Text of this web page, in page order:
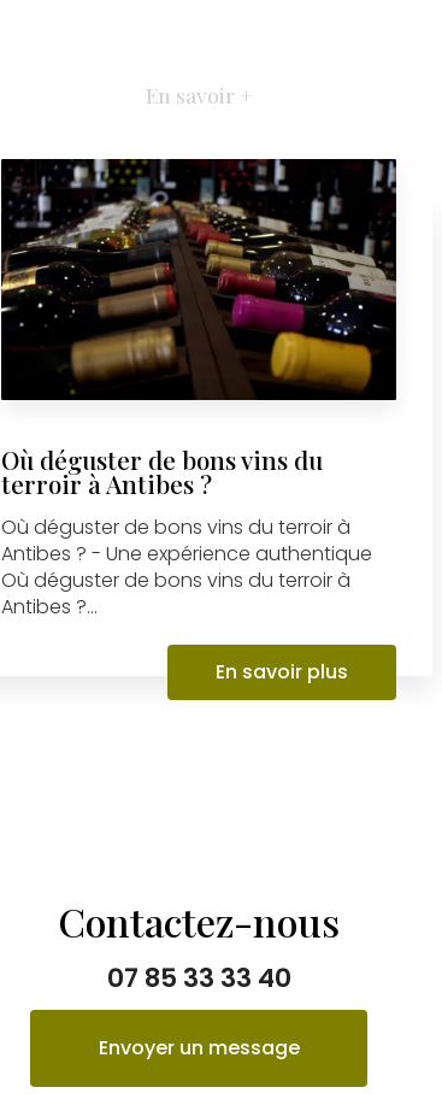
En savoir +
Où déguster de bons vins du
terroir à Antibes ?
Où déguster de bons vins du terroir à
Antibes ? - Une expérience authentique
Où déguster de bons vins du terroir à
Antibes ?...
En savoir plus
Contactez-nous
07 85 33 33 40
Envoyer un message